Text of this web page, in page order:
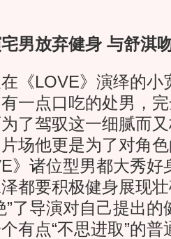
男放弃健身 与舒淇
LOVE》演绎的小
一点口吃的处男，
了驾驭这一细腻而
场他更是为了对角色
》诸位型男都大秀好
都要积极健身展现
”了导演对自己提出
有点“不思进取”的